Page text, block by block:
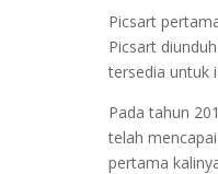
Picsart
Picsart
tersedia untuk
Pada tahun
telah
pertama